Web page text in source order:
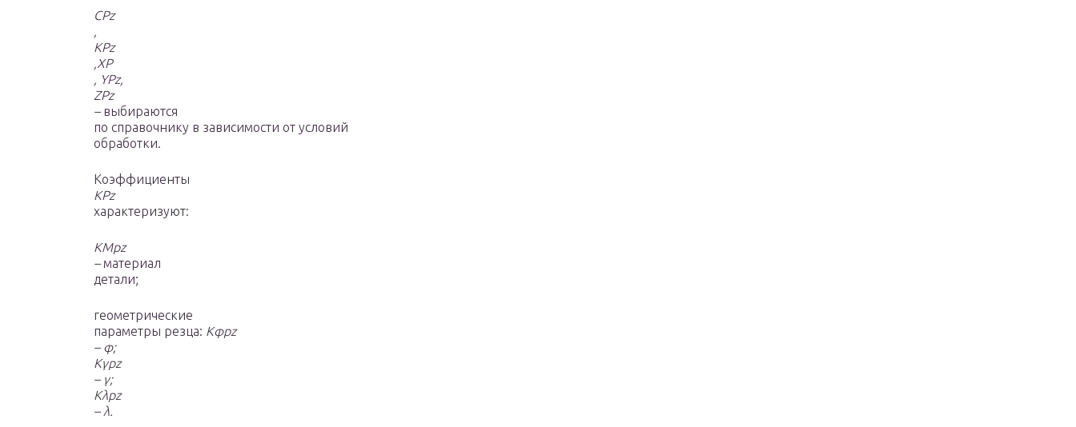
CPz
,
KPz
,XP
, YPz,
ZPz
– выбираются
по справочнику в зависимости от условий
обработки.
Коэффициенты
KPz
характеризуют:
KMpz
– материал
детали;
геометрические
параметры резца: Kφpz
– φ;
Kγpz
– γ;
Kλpz
– λ.